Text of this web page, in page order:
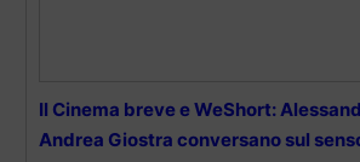
Il Cinema breve e WeShort:
Andrea Giostra conversano sul